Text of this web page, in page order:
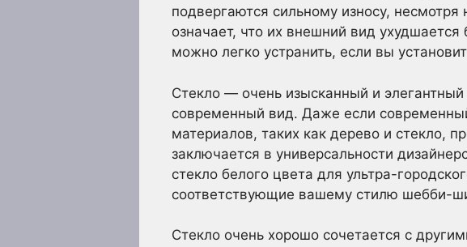
подвергаются сильному износу,
означает, что их внешний вид
можно легко устранить, если вы
Стекло — очень изысканный и
современный вид. Даже если
материалов, таких как дерево и стекло,
заключается в универсальности
стекло белого цвета для ультра-
соответствующие вашему стилю шебби-
Стекло очень хорошо сочетается с